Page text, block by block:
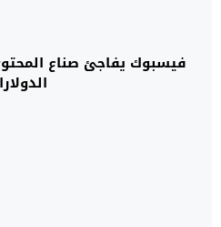
فيسبوك يفاجئ صناع